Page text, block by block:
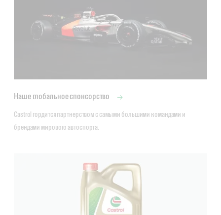
Наше глобальное спонсорство
Castrol гордится партнерством с самыми большими командами и
брендами мирового автоспорта.